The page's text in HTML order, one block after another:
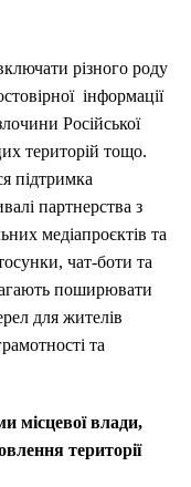
різного роду
інформації
Російської
територій тощо.
підтримка
партнерства з
медіапроєктів та
чат-боти та
поширювати
для жителів
та
місцевої влади,
території